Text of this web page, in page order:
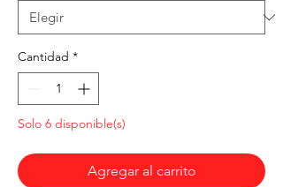
Cantidad *
Solo 6 disponible(s)
Agregar al carrito